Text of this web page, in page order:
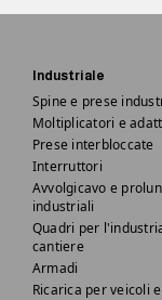
Industriale
Spine e prese
Moltiplicatori e
Prese interbloccate
Interruttori
Avvolgicavo e
industriali
Quadri per
cantiere
Armadi
Ricarica per veicoli